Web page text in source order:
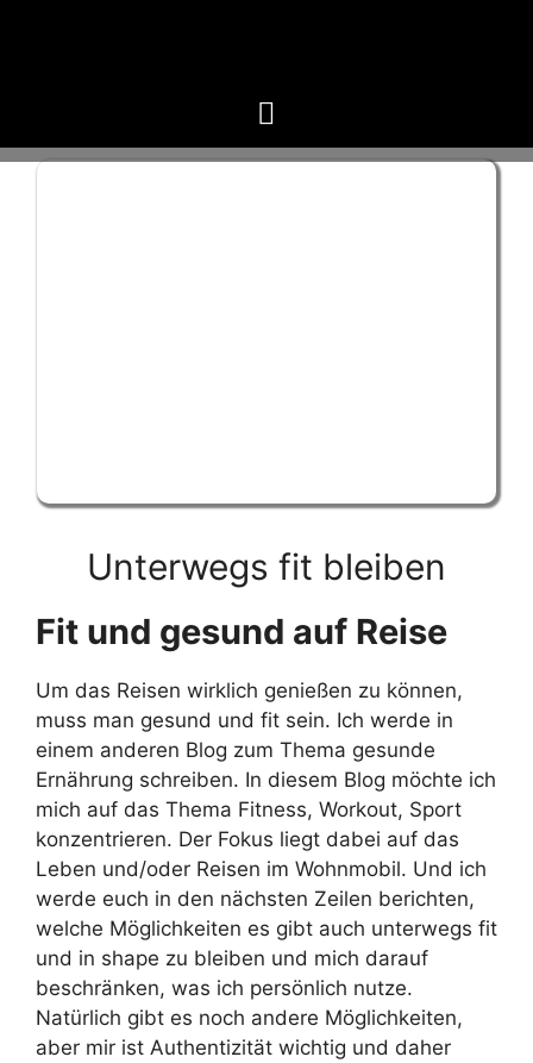
Unterwegs fit bleiben
Fit und gesund auf Reise
Um das Reisen wirklich genießen zu können,
muss man gesund und fit sein. Ich werde in
einem anderen Blog zum Thema gesunde
Ernährung schreiben. In diesem Blog möchte ich
mich auf das Thema Fitness, Workout, Sport
konzentrieren. Der Fokus liegt dabei auf das
Leben und/oder Reisen im Wohnmobil. Und ich
werde euch in den nächsten Zeilen berichten,
welche Möglichkeiten es gibt auch unterwegs fit
und in shape zu bleiben und mich darauf
beschränken, was ich persönlich nutze.
Natürlich gibt es noch andere Möglichkeiten,
aber mir ist Authentizität wichtig und daher